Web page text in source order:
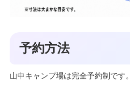
予約方法
山中キャンプ場は完全予約制です。